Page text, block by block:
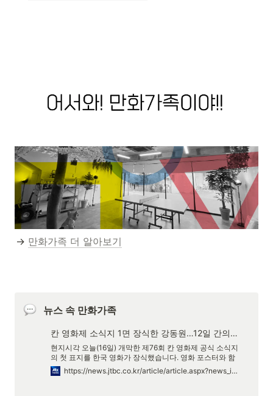
→ 만화가족 더 알아보기
뉴스 속 만화가족
칸 영화제 소식지 1면 장식한 강동원…12일 간의 여정 오늘 개막
현지시각 오늘(16일) 개막한 제76회 칸 영화제 공식 소식지
의 첫 표지를 한국 영화가 장식했습니다. 영화 포스터와 함
께 영화제 첫 ..
https://news.jtbc.co.kr/article/article.aspx?news_id=NB12126645